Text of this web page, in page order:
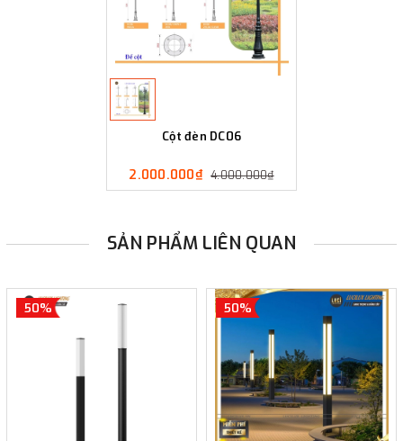
Cột đèn DC06
2.000.000₫ 4.000.000₫
SẢN PHẨM LIÊN QUAN
50% 50%